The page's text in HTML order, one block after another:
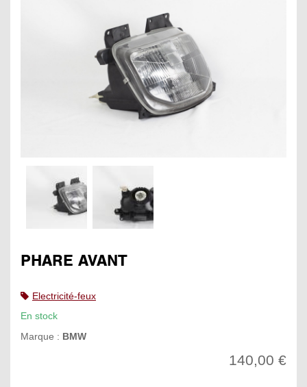
PHARE AVANT
Electricité-feux
En stock
Marque : BMW
140,00 €